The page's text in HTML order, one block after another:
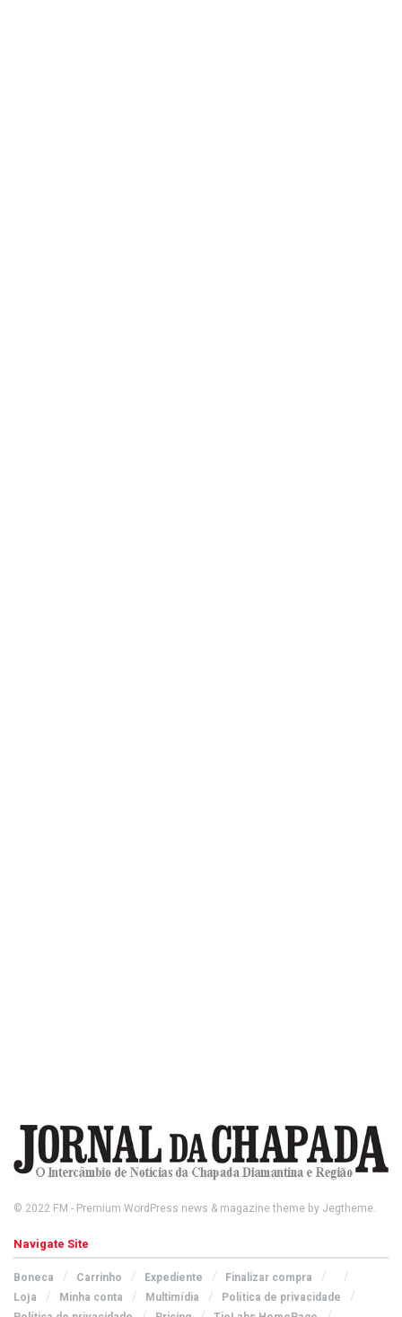
© 2022 FM - Premium WordPress news & magazine theme by Jegtheme.
Navigate Site
Boneca Carrinho Expediente
Finalizar compra
Loja
Minha conta Multimídia
Política de privacidade